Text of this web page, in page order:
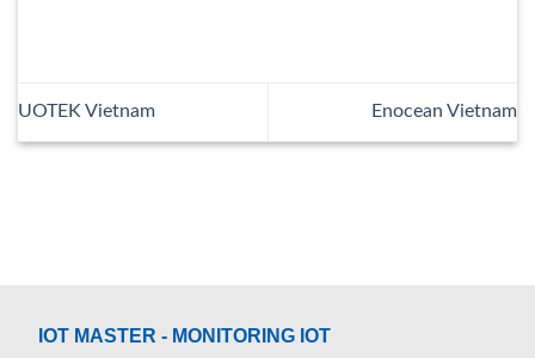
UOTEK Vietnam Enocean Vietnam
IOT MASTER - MONITORING IOT